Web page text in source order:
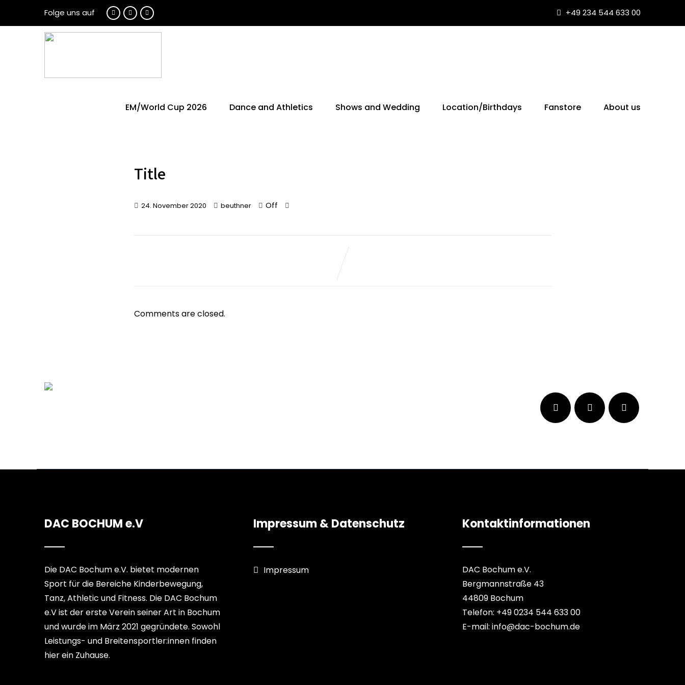
Folge uns auf +49 234 544 633 00
EM/World Cup 2026 Dance and Athletics Shows and Wedding Location/Birthdays Fanstore About us
Title
24. November 2020 beuthner Off
Comments are closed.
DAC BOCHUM e.V
Die DAC Bochum e.V. bietet modernen
Sport für die Bereiche Kinderbewegung,
Tanz, Athletic und Fitness. Die DAC Bochum
e.V ist der erste Verein seiner Art in Bochum
und wurde im März 2021 gegründete. Sowohl
Leistungs- und Breitensportler:innen finden
hier ein Zuhause.
Impressum & Datenschutz
Impressum
Kontaktinformationen
DAC Bochum e.V.
Bergmannstraße 43
44809 Bochum
Telefon: +49 0234 544 633 00
E-mail: info@dac-bochum.de